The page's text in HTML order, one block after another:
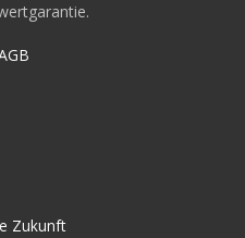
Zukunft